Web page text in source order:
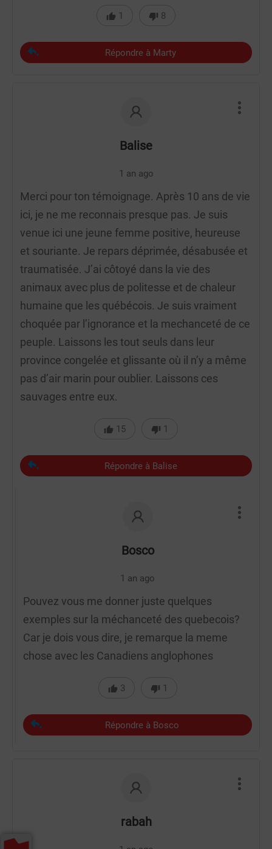
1 8
Répondre à Marty
Balise
1 an ago
Merci pour ton témoignage. Après 10 ans de vie
ici, je ne me reconnais presque pas. Je suis
venue ici une jeune femme positive, heureuse
et souriante. Je repars déprimée, désabusée et
traumatisée. J’ai côtoyé dans la vie des
animaux avec plus de politesse et de chaleur
humaine que les québécois. Je suis vraiment
choquée par l’ignorance et la mechanceté de ce
peuple. Laissons les tout seuls dans leur
province congelée et glissante où il n’y a même
pas d’air marin pour oublier. Laissons ces
sauvages entre eux.
15 1
Répondre à Balise
Bosco
1 an ago
Pouvez vous me donner juste quelques
exemples sur la méchanceté des quebecois?
Car je dois vous dire, je remarque la meme
chose avec les Canadiens anglophones
3 1
Répondre à Bosco
rabah